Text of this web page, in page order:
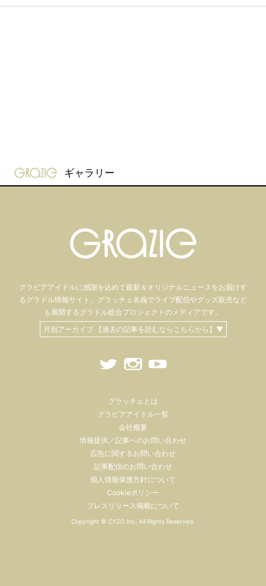
gravure-grazie
ギャラリー
グラビアアイドルに感謝を込めて最新＆オリジナルニュースをお届けす
るグラドル情報サイト。 グラッチェ名義でライブ配信やグッズ販売など
も 展開するグラドル総合プロジェクトのメディアです。
月別アーカイブ 【過去の記事を読むならこちらから】▼
グラッチェとは
グラビアアイドル一覧
会社概要
情報提供／記事へのお問い合わせ
広告に関するお問い合わせ
記事配信のお問い合わせ
個人情報保護方針について
Cookieポリシー
プレスリリース掲載について
Copyright © CYZO Inc. All Rights Reserved.